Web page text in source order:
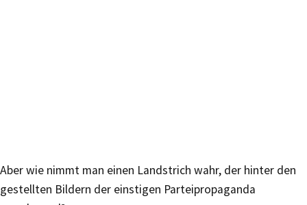
Aber wie nimmt man einen Landstrich wahr, der hinter den
gestellten Bildern der einstigen Parteipropaganda